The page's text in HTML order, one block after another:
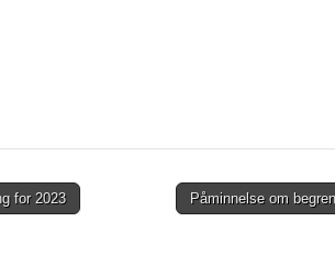
for 2023 Påminnelse om